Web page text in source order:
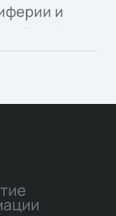
и
работы.